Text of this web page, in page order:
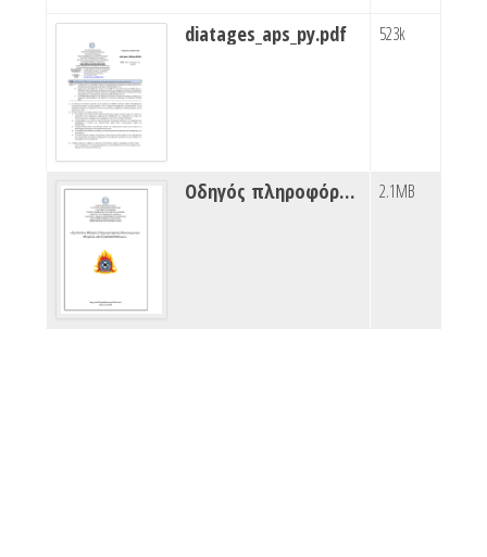
diatages_aps_py.pdf 523k
Οδηγός πληροφόρησης_.pdf 2.1MB